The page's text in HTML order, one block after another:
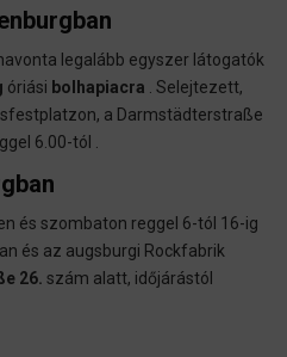
legalább egyszer látogatók
óriási bolhapiacra . Selejtezett,
a Darmstädterstraße
6.00-tól .
és szombaton reggel 6-tól 16-ig
és az augsburgi Rockfabrik
26. szám alatt, időjárástól